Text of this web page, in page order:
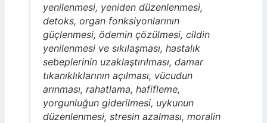
yenilenmesi, yeniden düzenlenmesi,
detoks, organ fonksiyonlarının
güçlenmesi, ödemin çözülmesi, cildin
yenilenmesi ve sıkılaşması, hastalık
sebeplerinin uzaklaştırılması, damar
tıkanıklıklarının açılması, vücudun
arınması, rahatlama, hafifleme,
yorgunluğun giderilmesi, uykunun
düzenlenmesi, stresin azalması, moralin